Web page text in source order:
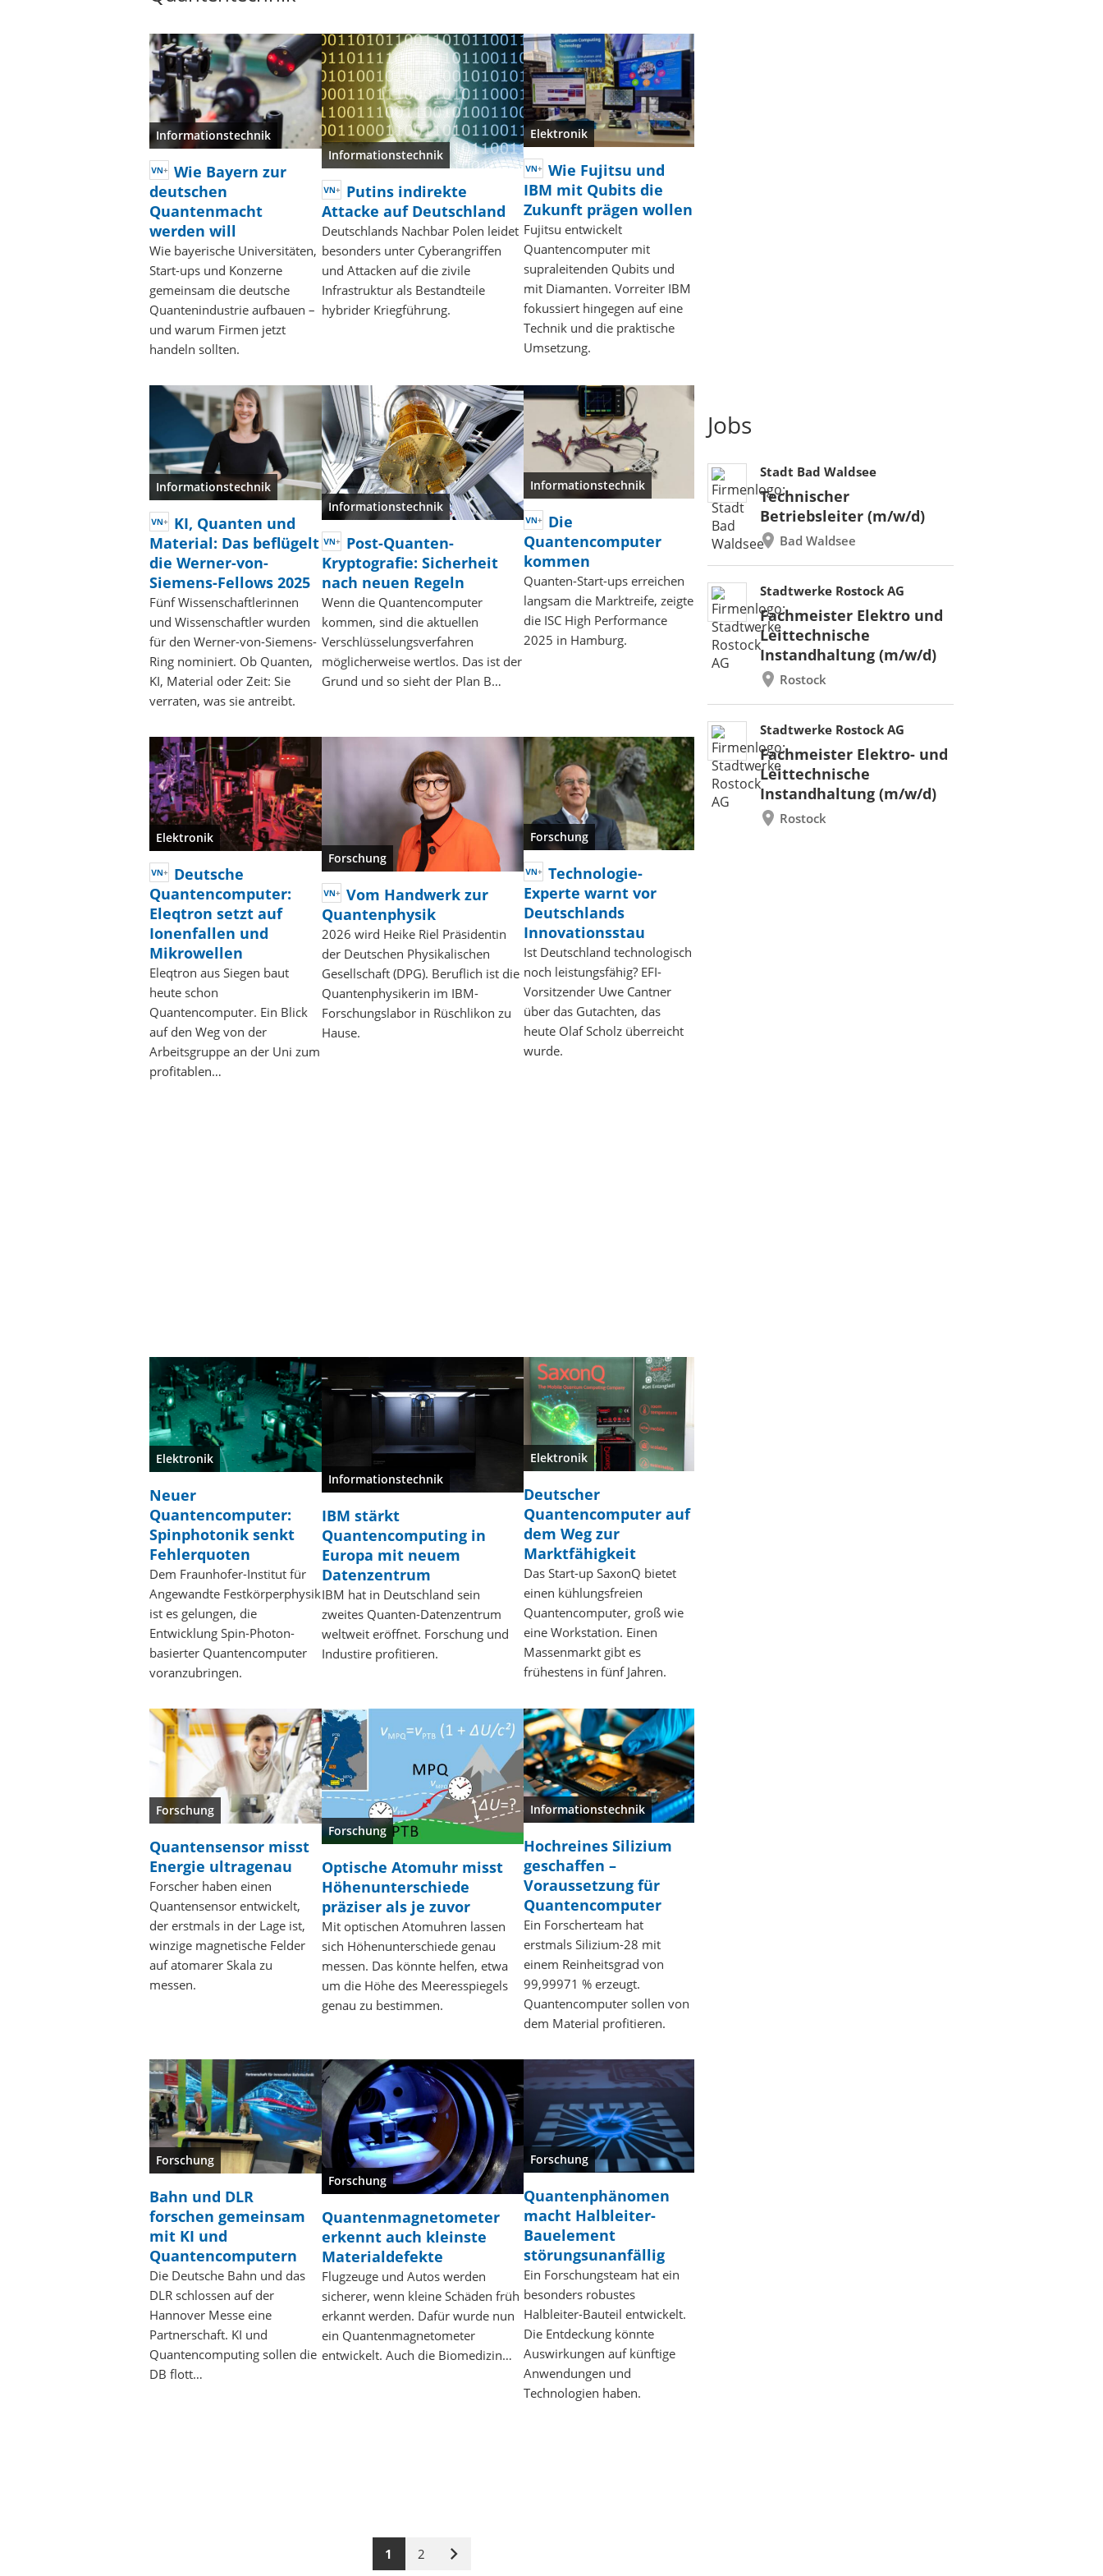
Informationstechnik
Wie Bayern zur
deutschen
Quantenmacht
werden will
Wie bayerische Universitäten,
Start-ups und Konzerne
gemeinsam die deutsche
Quantenindustrie aufbauen –
und warum Firmen jetzt
handeln sollten.
Informationstechnik
Putins indirekte
Attacke auf Deutschland
Deutschlands Nachbar Polen leidet
besonders unter Cyberangriffen
und Attacken auf die zivile
Infrastruktur als Bestandteile
hybrider Kriegführung.
Elektronik
Wie Fujitsu und
IBM mit Qubits die
Zukunft prägen wollen
Fujitsu entwickelt
Quantencomputer mit
supraleitenden Qubits und
mit Diamanten. Vorreiter IBM
fokussiert hingegen auf eine
Technik und die praktische
Umsetzung.
Informationstechnik
KI, Quanten und
Material: Das beflügelt
die Werner-von-
Siemens-Fellows 2025
Fünf Wissenschaftlerinnen
und Wissenschaftler wurden
für den Werner-von-Siemens-
Ring nominiert. Ob Quanten,
KI, Material oder Zeit: Sie
verraten, was sie antreibt.
Informationstechnik
Post-Quanten-
Kryptografie: Sicherheit
nach neuen Regeln
Wenn die Quantencomputer
kommen, sind die aktuellen
Verschlüsselungsverfahren
möglicherweise wertlos. Das ist der
Grund und so sieht der Plan B…
Informationstechnik
Die
Quantencomputer
kommen
Quanten-Start-ups erreichen
langsam die Marktreife, zeigte
die ISC High Performance
2025 in Hamburg.
Elektronik
Deutsche
Quantencomputer:
Eleqtron setzt auf
Ionenfallen und
Mikrowellen
Eleqtron aus Siegen baut
heute schon
Quantencomputer. Ein Blick
auf den Weg von der
Arbeitsgruppe an der Uni zum
profitablen…
Forschung
Vom Handwerk zur
Quantenphysik
2026 wird Heike Riel Präsidentin
der Deutschen Physikalischen
Gesellschaft (DPG). Beruflich ist die
Quantenphysikerin im IBM-
Forschungslabor in Rüschlikon zu
Hause.
Forschung
Technologie-
Experte warnt vor
Deutschlands
Innovationsstau
Ist Deutschland technologisch
noch leistungsfähig? EFI-
Vorsitzender Uwe Cantner
über das Gutachten, das
heute Olaf Scholz überreicht
wurde.
Elektronik
Neuer
Quantencomputer:
Spinphotonik senkt
Fehlerquoten
Dem Fraunhofer-Institut für
Angewandte Festkörperphysik
ist es gelungen, die
Entwicklung Spin-Photon-
basierter Quantencomputer
voranzubringen.
Informationstechnik
IBM stärkt
Quantencomputing in
Europa mit neuem
Datenzentrum
IBM hat in Deutschland sein
zweites Quanten-Datenzentrum
weltweit eröffnet. Forschung und
Industire profitieren.
Elektronik
Deutscher
Quantencomputer auf
dem Weg zur
Marktfähigkeit
Das Start-up SaxonQ bietet
einen kühlungsfreien
Quantencomputer, groß wie
eine Workstation. Einen
Massenmarkt gibt es
frühestens in fünf Jahren.
Forschung
Quantensensor misst
Energie ultragenau
Forscher haben einen
Quantensensor entwickelt,
der erstmals in der Lage ist,
winzige magnetische Felder
auf atomarer Skala zu
messen.
Forschung
Optische Atomuhr misst
Höhenunterschiede
präziser als je zuvor
Mit optischen Atomuhren lassen
sich Höhenunterschiede genau
messen. Das könnte helfen, etwa
um die Höhe des Meeresspiegels
genau zu bestimmen.
Informationstechnik
Hochreines Silizium
geschaffen –
Voraussetzung für
Quantencomputer
Ein Forscherteam hat
erstmals Silizium-28 mit
einem Reinheitsgrad von
99,99971 % erzeugt.
Quantencomputer sollen von
dem Material profitieren.
Forschung
Bahn und DLR
forschen gemeinsam
mit KI und
Quantencomputern
Die Deutsche Bahn und das
DLR schlossen auf der
Hannover Messe eine
Partnerschaft. KI und
Quantencomputing sollen die
DB flott…
Forschung
Quantenmagnetometer
erkennt auch kleinste
Materialdefekte
Flugzeuge und Autos werden
sicherer, wenn kleine Schäden früh
erkannt werden. Dafür wurde nun
ein Quantenmagnetometer
entwickelt. Auch die Biomedizin…
Forschung
Quantenphänomen
macht Halbleiter-
Bauelement
störungsunanfällig
Ein Forschungsteam hat ein
besonders robustes
Halbleiter-Bauteil entwickelt.
Die Entdeckung könnte
Auswirkungen auf künftige
Anwendungen und
Technologien haben.
1 2
Nächste
Jobs
Stadt Bad Waldsee
Technischer
Betriebsleiter (m/w/d)
Bad Waldsee
Stadtwerke Rostock AG
Fachmeister Elektro und
Leittechnische
Instandhaltung (m/w/d)
Rostock
Stadtwerke Rostock AG
Fachmeister Elektro- und
Leittechnische
Instandhaltung (m/w/d)
Rostock